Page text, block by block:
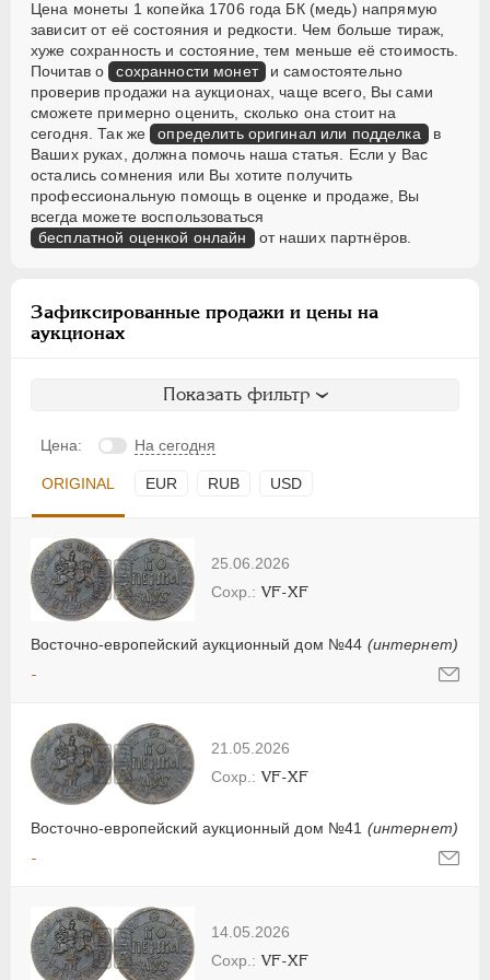
Цена монеты 1 копейка 1706 года БК (медь) напрямую
зависит от её состояния и редкости. Чем больше тираж,
хуже сохранность и состояние, тем меньше её стоимость.
Почитав о сохранности монет и самостоятельно
проверив продажи на аукционах, чаще всего, Вы сами
сможете примерно оценить, сколько она стоит на
сегодня. Так же определить оригинал или подделка в
Ваших руках, должна помочь наша статья. Если у Вас
остались сомнения или Вы хотите получить
профессиональную помощь в оценке и продаже, Вы
всегда можете воспользоваться
бесплатной оценкой онлайн от наших партнёров.
Зафиксированные продажи и цены на
аукционах
Показать фильтр
Цена: На сегодня
ORIGINAL EUR RUB USD
25.06.2026
Восточно-европейский аукционный дом №44 (интернет)
VF-XF
-
21.05.2026
Восточно-европейский аукционный дом №41 (интернет)
VF-XF
-
14.05.2026
VF-XF